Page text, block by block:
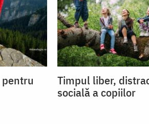
Timpul liber,
socială a copiilor